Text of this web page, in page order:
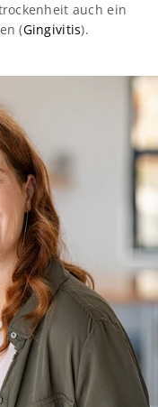
auch ein
(Gingivitis).